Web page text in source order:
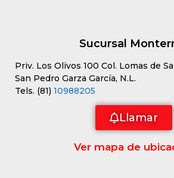
Sucursal
Priv. Los Olivos 100 Col. Lomas de
San Pedro Garza García, N.L.
Tels. (81) 10988205
Llamar
Ver mapa de